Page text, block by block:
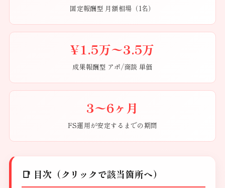
固定報酬型 月額相場（1名）
¥1.5万〜3.5万
成果報酬型 アポ/商談 単価
3〜6ヶ月
FS運用が安定するまでの期間
📑 目次（クリックで該当箇所へ）